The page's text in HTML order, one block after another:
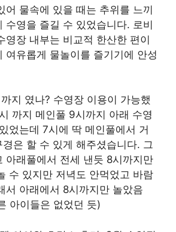
어 물속에 있을 때는 추위를 느끼
수영을 즐길 수 있었습니다. 로비
영장 내부는 비교적 한산한 편이
여유롭게 물놀이를 즐기기에 안성
지 였나? 수영장 이용이 가능했
까지 메인풀 9시까지 아래 수영
었는데 7시에 딱 메인풀에서 거
은 할 수 있게 해주셨습니다. 그
아래풀에서 전세 낸듯 8시까지만
수 있지만 저녁도 안먹었고 바람
서 아래에서 8시까지만 놀았음
아이들은 없었던 듯)